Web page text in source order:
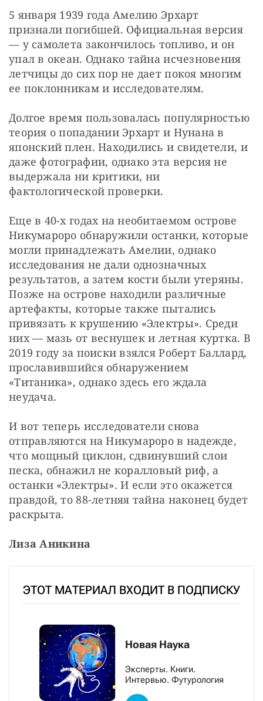
5 января 1939 года Амелию Эрхарт
признали погибшей. Официальная версия
— у самолета закончилось топливо, и он
упал в океан. Однако тайна исчезновения
летчицы до сих пор не дает покоя многим
ее поклонникам и исследователям.
Долгое время пользовалась популярностью
теория о попадании Эрхарт и Нунана в
японский плен. Находились и свидетели, и
даже фотографии, однако эта версия не
выдержала ни критики, ни
фактологической проверки.
Еще в 40-х годах на необитаемом острове
Никумароро обнаружили останки, которые
могли принадлежать Амелии, однако
исследования не дали однозначных
результатов, а затем кости были утеряны.
Позже на острове находили различные
артефакты, которые также пытались
привязать к крушению «Электры». Среди
них — мазь от веснушек и летная куртка. В
2019 году за поиски взялся Роберт Баллард,
прославившийся обнаружением
«Титаника», однако здесь его ждала
неудача.
И вот теперь исследователи снова
отправляются на Никумароро в надежде,
что мощный циклон, сдвинувший слои
песка, обнажил не коралловый риф, а
останки «Электры». И если это окажется
правдой, то 88-летняя тайна наконец будет
раскрыта.
Лиза Аникина
ЭТОТ МАТЕРИАЛ ВХОДИТ В ПОДПИСКУ
Новая Наука
Эксперты. Книги.
Интервью. Футурология